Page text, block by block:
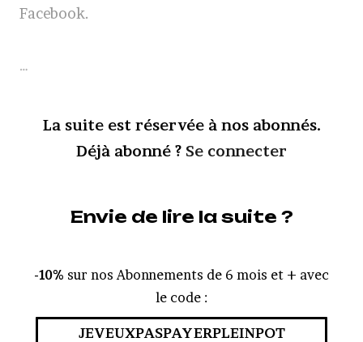
Facebook.
…
La suite est réservée à nos abonnés.
Déjà abonné ? Se connecter
Envie de lire la suite ?
-10% sur nos Abonnements de 6 mois et + avec
le code :
JEVEUXPASPAYERPLEINPOT